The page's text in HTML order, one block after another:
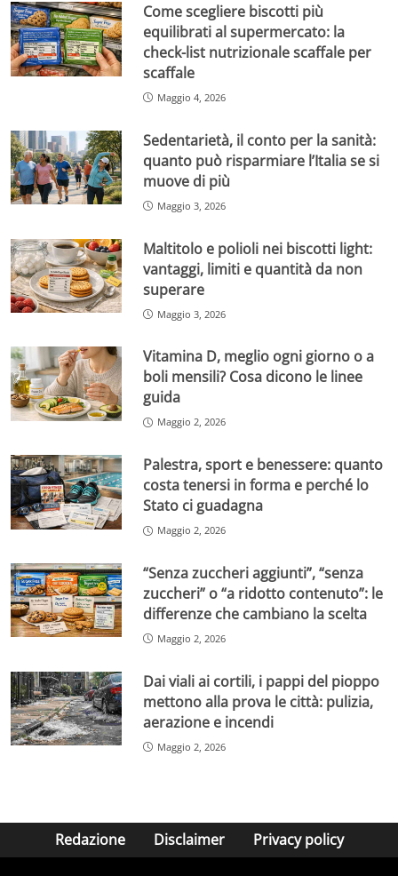
Come scegliere biscotti più
equilibrati al supermercato: la
check-list nutrizionale scaffale per
scaffale
Maggio 4, 2026
Sedentarietà, il conto per la sanità:
quanto può risparmiare l’Italia se si
muove di più
Maggio 3, 2026
Maltitolo e polioli nei biscotti light:
vantaggi, limiti e quantità da non
superare
Maggio 3, 2026
Vitamina D, meglio ogni giorno o a
boli mensili? Cosa dicono le linee
guida
Maggio 2, 2026
Palestra, sport e benessere: quanto
costa tenersi in forma e perché lo
Stato ci guadagna
Maggio 2, 2026
“Senza zuccheri aggiunti”, “senza
zuccheri” o “a ridotto contenuto”: le
differenze che cambiano la scelta
Maggio 2, 2026
Dai viali ai cortili, i pappi del pioppo
mettono alla prova le città: pulizia,
aerazione e incendi
Maggio 2, 2026
Redazione Disclaimer Privacy policy